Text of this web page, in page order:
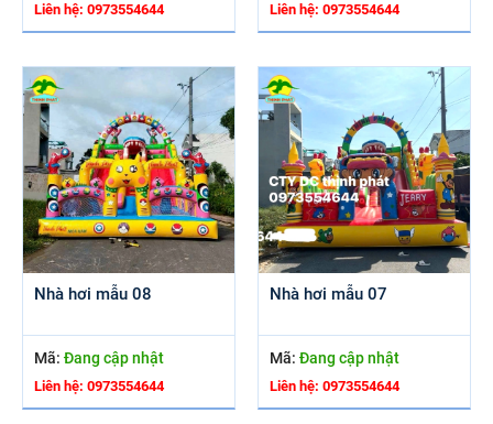
Liên hệ: 0973554644 Liên hệ: 0973554644
Nhà hơi mẫu 08
Mã: Đang cập nhật
Liên hệ: 0973554644
Nhà hơi mẫu 07
Mã: Đang cập nhật
Liên hệ: 0973554644